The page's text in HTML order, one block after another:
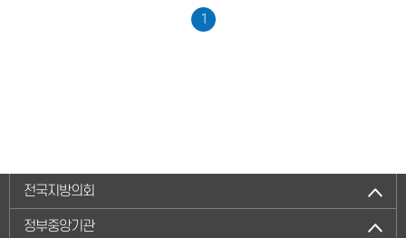
1
전국지방의회
정부중앙기관